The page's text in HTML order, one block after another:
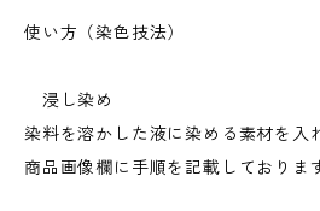
使い方（染色技法）
浸し染め
染料を溶かした液に染める素材を入
商品画像欄に手順を記載しており